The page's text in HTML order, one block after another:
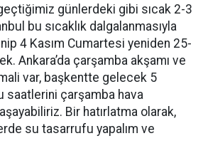
günlerdeki gibi sıcak 2-3
bu sıcaklık dalgalanmasıyla
4 Kasım Cumartesi yeniden 25-
Ankara’da çarşamba akşamı ve
var, başkentte gelecek 5
saatlerini çarşamba hava
Bir hatırlatma olarak,
su tasarrufu yapalım ve